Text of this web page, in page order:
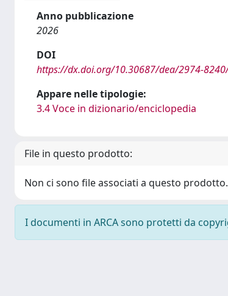
Anno pubblicazione
2026
DOI
https://dx.doi.org/10.30687/dea/2974-
Appare nelle tipologie:
3.4 Voce in dizionario/enciclopedia
File in questo prodotto:
Non ci sono file associati a questo prodotto.
I documenti in ARCA sono protetti da